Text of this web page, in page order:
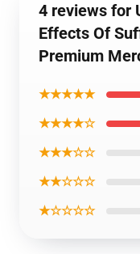
4 reviews for
Effects Of
Premium
★★★★★
★★★★☆
★★★☆☆
★★☆☆☆
★☆☆☆☆